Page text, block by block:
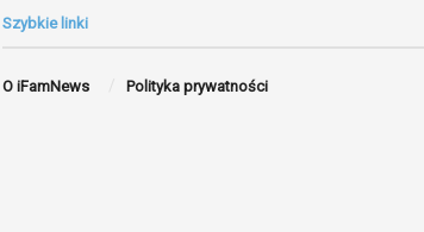
Szybkie linki
O iFamNews Polityka prywatności